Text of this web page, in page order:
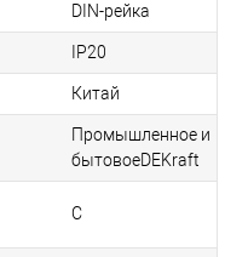
DIN-рейка
IP20
Китай
Промышленное и
бытовоеDEKraft
C